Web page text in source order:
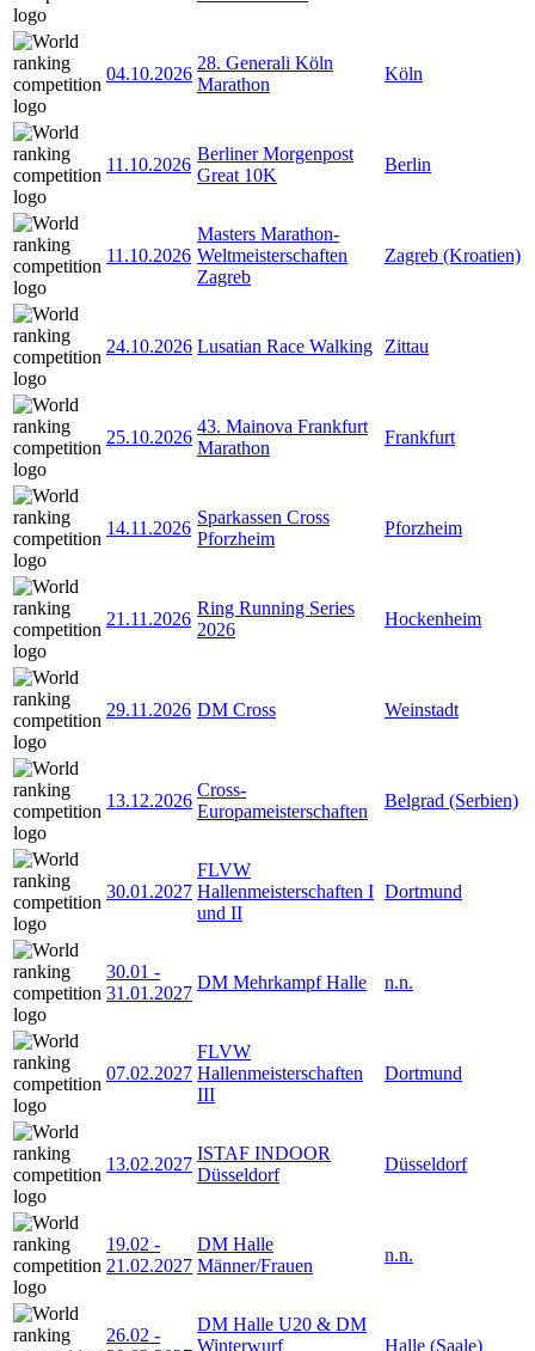
04.10.2026
28. Generali Köln
Marathon
Köln
11.10.2026
Berliner Morgenpost
Great 10K
Berlin
11.10.2026
Masters Marathon-
Weltmeisterschaften
Zagreb
Zagreb (Kroatien)
24.10.2026 Lusatian Race Walking Zittau
25.10.2026
43. Mainova Frankfurt
Marathon
Frankfurt
14.11.2026
Sparkassen Cross
Pforzheim
Pforzheim
21.11.2026
Ring Running Series
2026
Hockenheim
29.11.2026 DM Cross Weinstadt
13.12.2026
Cross-
Europameisterschaften
Belgrad (Serbien)
30.01.2027
FLVW
Hallenmeisterschaften I
und II
Dortmund
30.01 -
31.01.2027
DM Mehrkampf Halle n.n.
07.02.2027
FLVW
Hallenmeisterschaften
III
Dortmund
13.02.2027
ISTAF INDOOR
Düsseldorf
Düsseldorf
19.02 -
21.02.2027
DM Halle
Männer/Frauen
n.n.
26.02 -
DM Halle U20 & DM
Winterwurf
Halle (Saale)